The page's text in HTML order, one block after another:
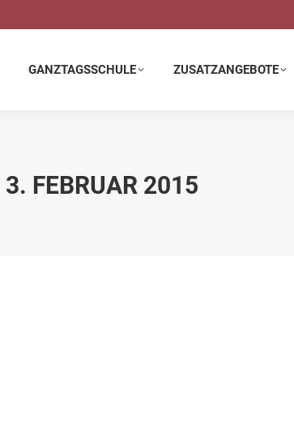
GANZTAGSSCHULE ZUSATZANGEBOTE
3. FEBRUAR 2015